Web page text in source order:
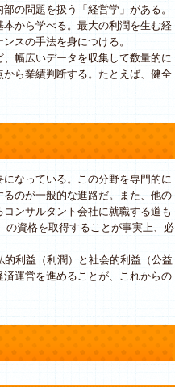
の問題を扱う「経営学」がある。
から学べる。最大の利潤を生む経
スの手法を身につける。
幅広いデータを収集して数量的に
ら業績判断する。たとえば、健全
なっている。この分野を専門的に
のが一般的な進路だ。また、他の
ンサルタント会社に就職する道も
の資格を取得することが事実上、必
利益（利潤）と社会的利益（公益
運営を進めることが、これからの